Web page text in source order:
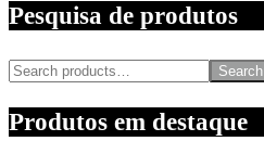
Pesquisa de produtos
Search
Produtos em destaque